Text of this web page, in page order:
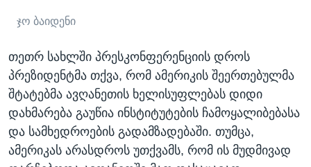
ჯო ბაიდენი
თეთრ სახლში პრესკონფერენციის დროს
პრეზიდენტმა თქვა, რომ ამერიკის შეერთებულმა
შტატებმა ავღანეთის ხელისუფლებას დიდი
დახმარება გაუწია ინსტიტუტების ჩამოყალიბებასა
და სამხედროების გადამზადებაში. თუმცა,
ამერიკას არასდროს უთქვამს, რომ ის მუდმივად